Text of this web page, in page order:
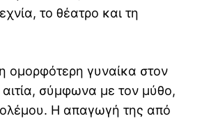
το θέατρο και τη
ομορφότερη γυναίκα στον
σύμφωνα με τον μύθο,
Η απαγωγή της από